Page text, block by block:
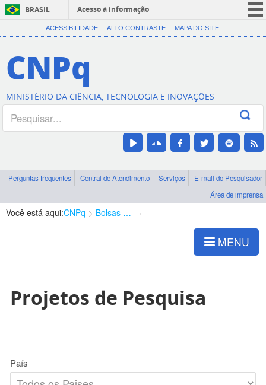
BRASIL
Acesso à informação
CORONAVÍRUS (COVID-19)
Canais
ACESSIBILIDADE ALTO CONTRASTE MAPA DO SITE
CNPq
MINISTÉRIO DA CIÊNCIA, TECNOLOGIA E INOVAÇÕES
Perguntas frequentes Central de Atendimento Serviços
E-mail do Pesquisador
Área de imprensa
Você está aqui:CNPq Bolsas e Auxílios Vigentes
MENU
Projetos de Pesquisa
País